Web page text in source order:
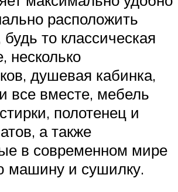
расположить
будь то классическая
несколько
душевая кабинка,
все вместе, мебель
полотенец и
а также
в современном мире
машину и сушилку.